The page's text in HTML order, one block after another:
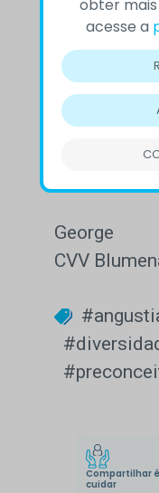
Seja qual
voluntários
disponíveis
com
entrar em
George
CVV
Compartilhar é
cuidar
acesse a